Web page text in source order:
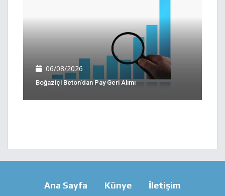
06/08/2026
Boğaziçi Beton’dan Pay Geri Alımı
Ana Sayfa Künye İletişim